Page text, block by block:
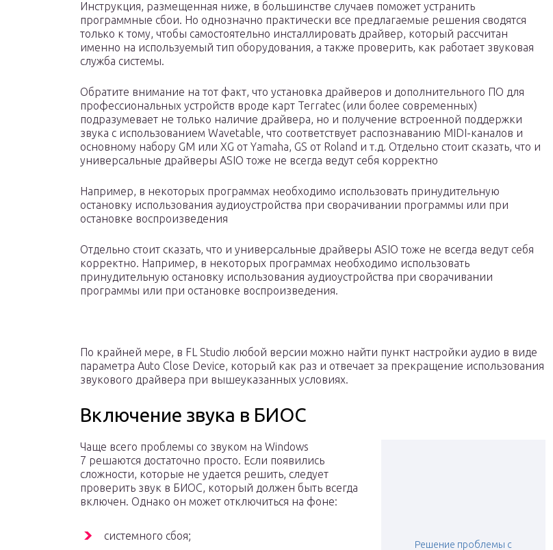
Инструкция, размещенная ниже, в большинстве случаев поможет устранить
программные сбои. Но однозначно практически все предлагаемые решения сводятся
только к тому, чтобы самостоятельно инсталлировать драйвер, который рассчитан
именно на используемый тип оборудования, а также проверить, как работает звуковая
служба системы.
Обратите внимание на тот факт, что установка драйверов и дополнительного ПО для
профессиональных устройств вроде карт Terratec (или более современных)
подразумевает не только наличие драйвера, но и получение встроенной поддержки
звука с использованием Wavetable, что соответствует распознаванию MIDI-каналов и
основному набору GM или XG от Yamaha, GS от Roland и т.д. Отдельно стоит сказать, что и
универсальные драйверы ASIO тоже не всегда ведут себя корректно
Например, в некоторых программах необходимо использовать принудительную
остановку использования аудиоустройства при сворачивании программы или при
остановке воспроизведения
Отдельно стоит сказать, что и универсальные драйверы ASIO тоже не всегда ведут себя
корректно. Например, в некоторых программах необходимо использовать
принудительную остановку использования аудиоустройства при сворачивании
программы или при остановке воспроизведения.
По крайней мере, в FL Studio любой версии можно найти пункт настройки аудио в виде
параметра Auto Close Device, который как раз и отвечает за прекращение использования
звукового драйвера при вышеуказанных условиях.
Включение звука в БИОС
Решение проблемы с
Чаще всего проблемы со звуком на Windows
7 решаются достаточно просто. Если появились
сложности, которые не удается решить, следует
проверить звук в БИОС, который должен быть всегда
включен. Однако он может отключиться на фоне:
системного сбоя;